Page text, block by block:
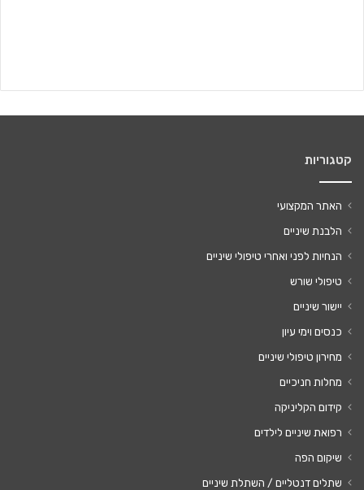
קטגוריות
האתר המקצועי
הלבנת שיניים
הנחיות לפני ואחרי טיפולי שיניים
טיפולי שורש
יישור שיניים
כנסים וימי עיון
מחירון טיפולי שיניים
מחלות חניכיים
קידום הקליניקה
רפואת שיניים לילדים
שיקום הפה
שתלים דנטליים / השתלת שיניים